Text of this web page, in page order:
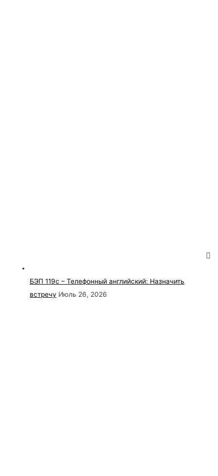
БЭП 119с – Телефонный английский: Назначить
встречу Июль 26, 2026